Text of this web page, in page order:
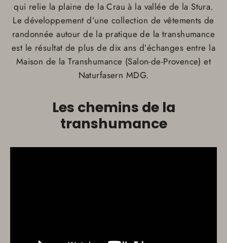
qui relie la plaine de la Crau à la vallée de la Stura.
Le développement d’une collection de vêtements de
randonnée autour de la pratique de la transhumance
est le résultat de plus de dix ans d’échanges entre la
Maison de la Transhumance (Salon-de-Provence) et
Naturfasern MDG.
Les chemins de la
transhumance